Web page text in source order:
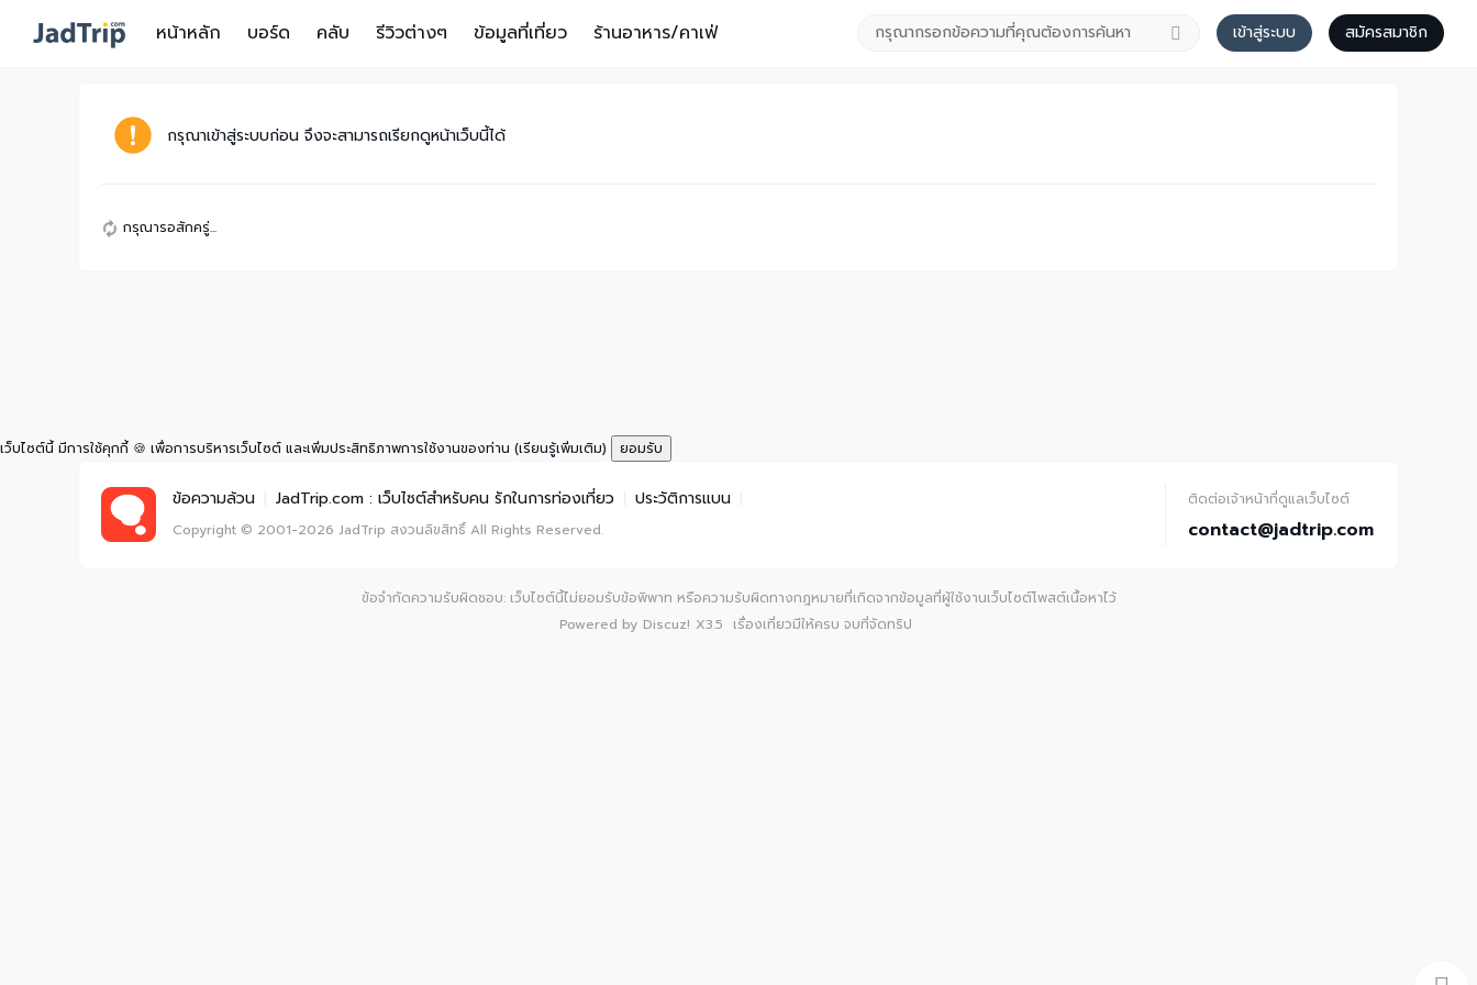
หน้าหลัก บอร์ด คลับ รีวิวต่างๆ ข้อมูลที่เที่ยว ร้านอาหาร/คาเฟ่ เข้าสู่ระบบ สมัครสมาชิก
กรุณาเข้าสู่ระบบก่อน จึงจะสามารถเรียกดูหน้าเว็บนี้ได้
กรุณารอสักครู่...
เว็บไซต์นี้ มีการใช้คุกกี้ 🍪 เพื่อการบริหารเว็บไซต์ และเพิ่มประสิทธิภาพการใช้งานของท่าน (เรียนรู้เพิ่มเติม) ยอมรับ
ติดต่อเจ้าหน้าที่ดูแลเว็บไซต์
contact@jadtrip.com
ข้อความล้วน JadTrip.com : เว็บไซต์สำหรับคน รักในการท่องเที่ยว ประวัติการแบน
Copyright © 2001-2026 JadTrip สงวนลิขสิทธิ์ All Rights Reserved.
ข้อจำกัดความรับผิดชอบ: เว็บไซต์นี้ไม่ยอมรับข้อพิพาท หรือความรับผิดทางกฎหมายที่เกิดจากข้อมูลที่ผู้ใช้งานเว็บไซต์โพสต์เนื้อหาไว้
Powered by Discuz! X3.5 เรื่องเที่ยวมีให้ครบ จบที่จัดทริป